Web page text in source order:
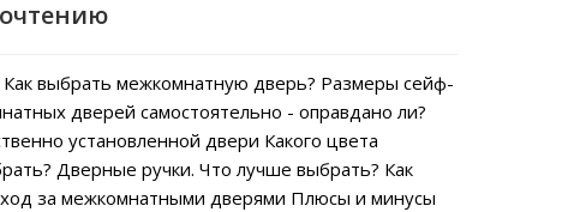
Как выбрать межкомнатную дверь? Размеры сейф-
дверей самостоятельно - оправдано ли?
установленной двери Какого цвета
Дверные ручки. Что лучше выбрать? Как
за межкомнатными дверями Плюсы и минусы